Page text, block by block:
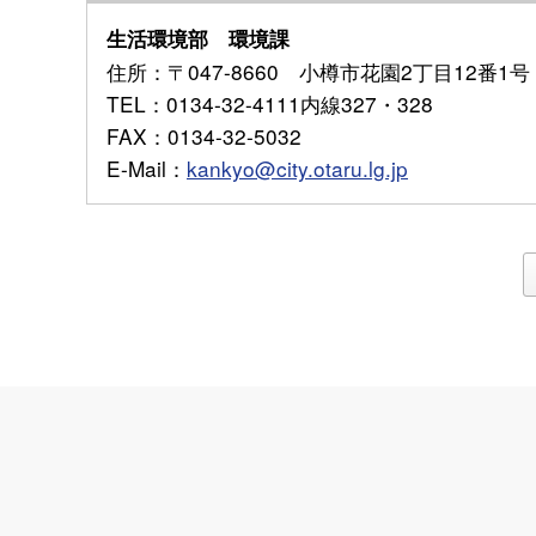
生活環境部 環境課
住所 ：〒047-8660 小樽市花園2丁目12番1号
TEL ：0134-32-4111内線327・328
FAX ：0134-32-5032
E-Mail ： kankyo@city.otaru.lg.jp